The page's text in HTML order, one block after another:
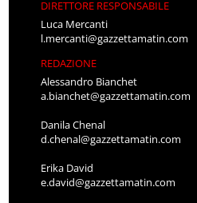
DIRETTORE RESPONSABILE
Luca Mercanti
l.mercanti@gazzettamatin.com
REDAZIONE
Alessandro Bianchet
a.bianchet@gazzettamatin.com
Danila Chenal
d.chenal@gazzettamatin.com
Erika David
e.david@gazzettamatin.com